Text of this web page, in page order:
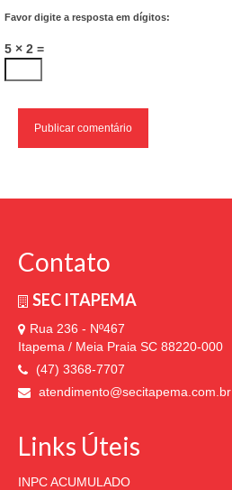
Favor digite a resposta em dígitos:
5 × 2 =
Contato
SEC ITAPEMA
Rua 236 - Nº467
Itapema / Meia Praia SC 88220-000
(47) 3368-7707
atendimento@secitapema.com.br
Links Úteis
INPC ACUMULADO